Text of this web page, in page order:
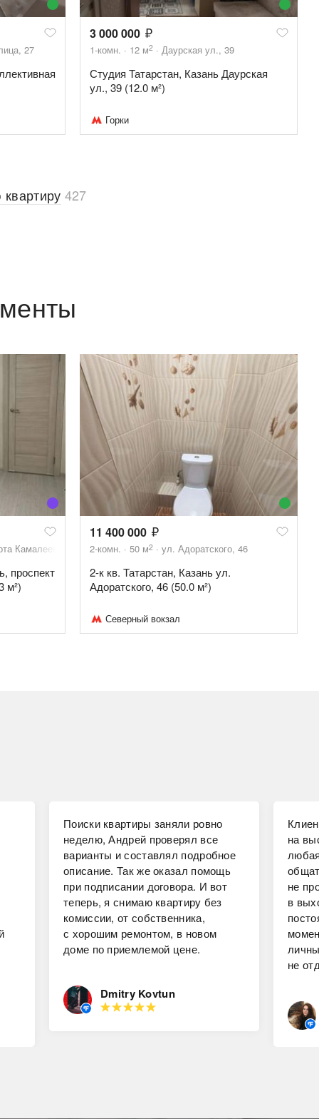
27
3 000 000
1-комн. 12 м2 Даурская ул., 39
Студия Татарстан, Казань Даурская
ул., 39 (12.0 м²)
Горки
427
Камалеева, 34Б
проспект
м²)
11 400 000
2-комн. 50 м2 ул. Адоратского, 46
2-к кв. Татарстан, Казань ул.
Адоратского, 46 (50.0 м²)
Северный вокзал
Поиски квартиры заняли ровно
неделю, Андрей проверял все
варианты и составлял подробное
описание. Так же оказал помощь
при подписании договора. И вот
теперь, я снимаю квартиру без
комиссии, от собственника,
с хорошим ремонтом, в новом
доме по приемлемой цене.
Dmitry Kovtun
на
не
в
не